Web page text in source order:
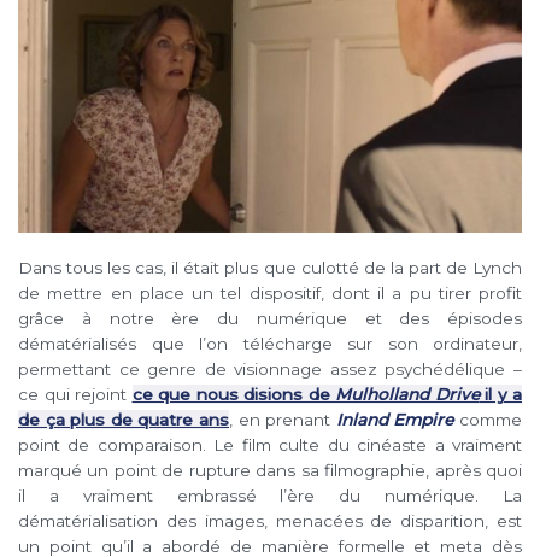
Dans tous les cas, il était plus que culotté de la part de Lynch
de mettre en place un tel dispositif, dont il a pu tirer profit
grâce à notre ère du numérique et des épisodes
dématérialisés que l’on télécharge sur son ordinateur,
permettant ce genre de visionnage assez psychédélique –
ce qui rejoint ce que nous disions de Mulholland Driveil y a
de ça plus de quatre ans , en prenant Inland Empire comme
point de comparaison. Le film culte du cinéaste a vraiment
marqué un point de rupture dans sa filmographie, après quoi
il a vraiment embrassé l’ère du numérique. La
dématérialisation des images, menacées de disparition, est
un point qu’il a abordé de manière formelle et meta dès